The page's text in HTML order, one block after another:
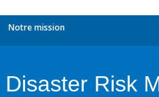
Notre mission
Disaster Risk